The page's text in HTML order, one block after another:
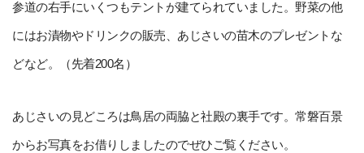
参道の右手にいくつもテントが建てられていました。野菜の他
にはお漬物やドリンクの販売、あじさいの苗木のプレゼントな
どなど。（先着200名）
あじさいの見どころは鳥居の両脇と社殿の裏手です。常磐百景
からお写真をお借りしましたのでぜひご覧ください。